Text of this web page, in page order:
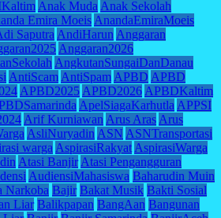
Anak Muda Anak Sekolah
Emira Moeis AnandaEmiraMoeis
Saputra AndiHarun Anggaran
Anggaran2026
AngkutanSungaiDanDanau
AntiScam AntiSpam APBD APBD
APBD2025 APBD2026 APBDKaltim
ApelSiagaKarhutla APPSI
Arif Kurniawan Arus Aras Arus
AsliNuryadin ASN ASNTransportasi
warga AspirasiRakyat AspirasiWarga
Atasi Banjir Atasi Pengangguran
AudiensiMahasiswa Baharudin Muin
Narkoba Bajir Bakat Musik Bakti Sosial
Liar Balikpapan BangAan Bangunan